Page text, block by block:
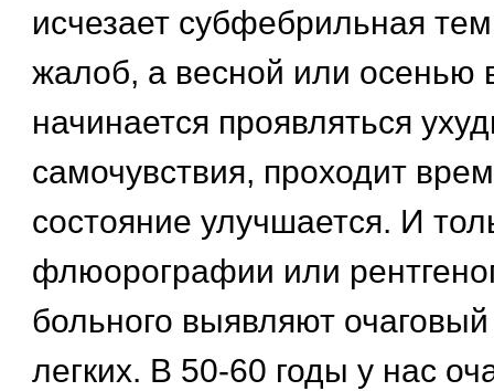
исчезает субфебрильная
жалоб, а весной или осенью
начинается проявляться
самочувствия, проходит
состояние улучшается. И
флюорографии или
больного выявляют очаговый
легких. В 50-60 годы у нас